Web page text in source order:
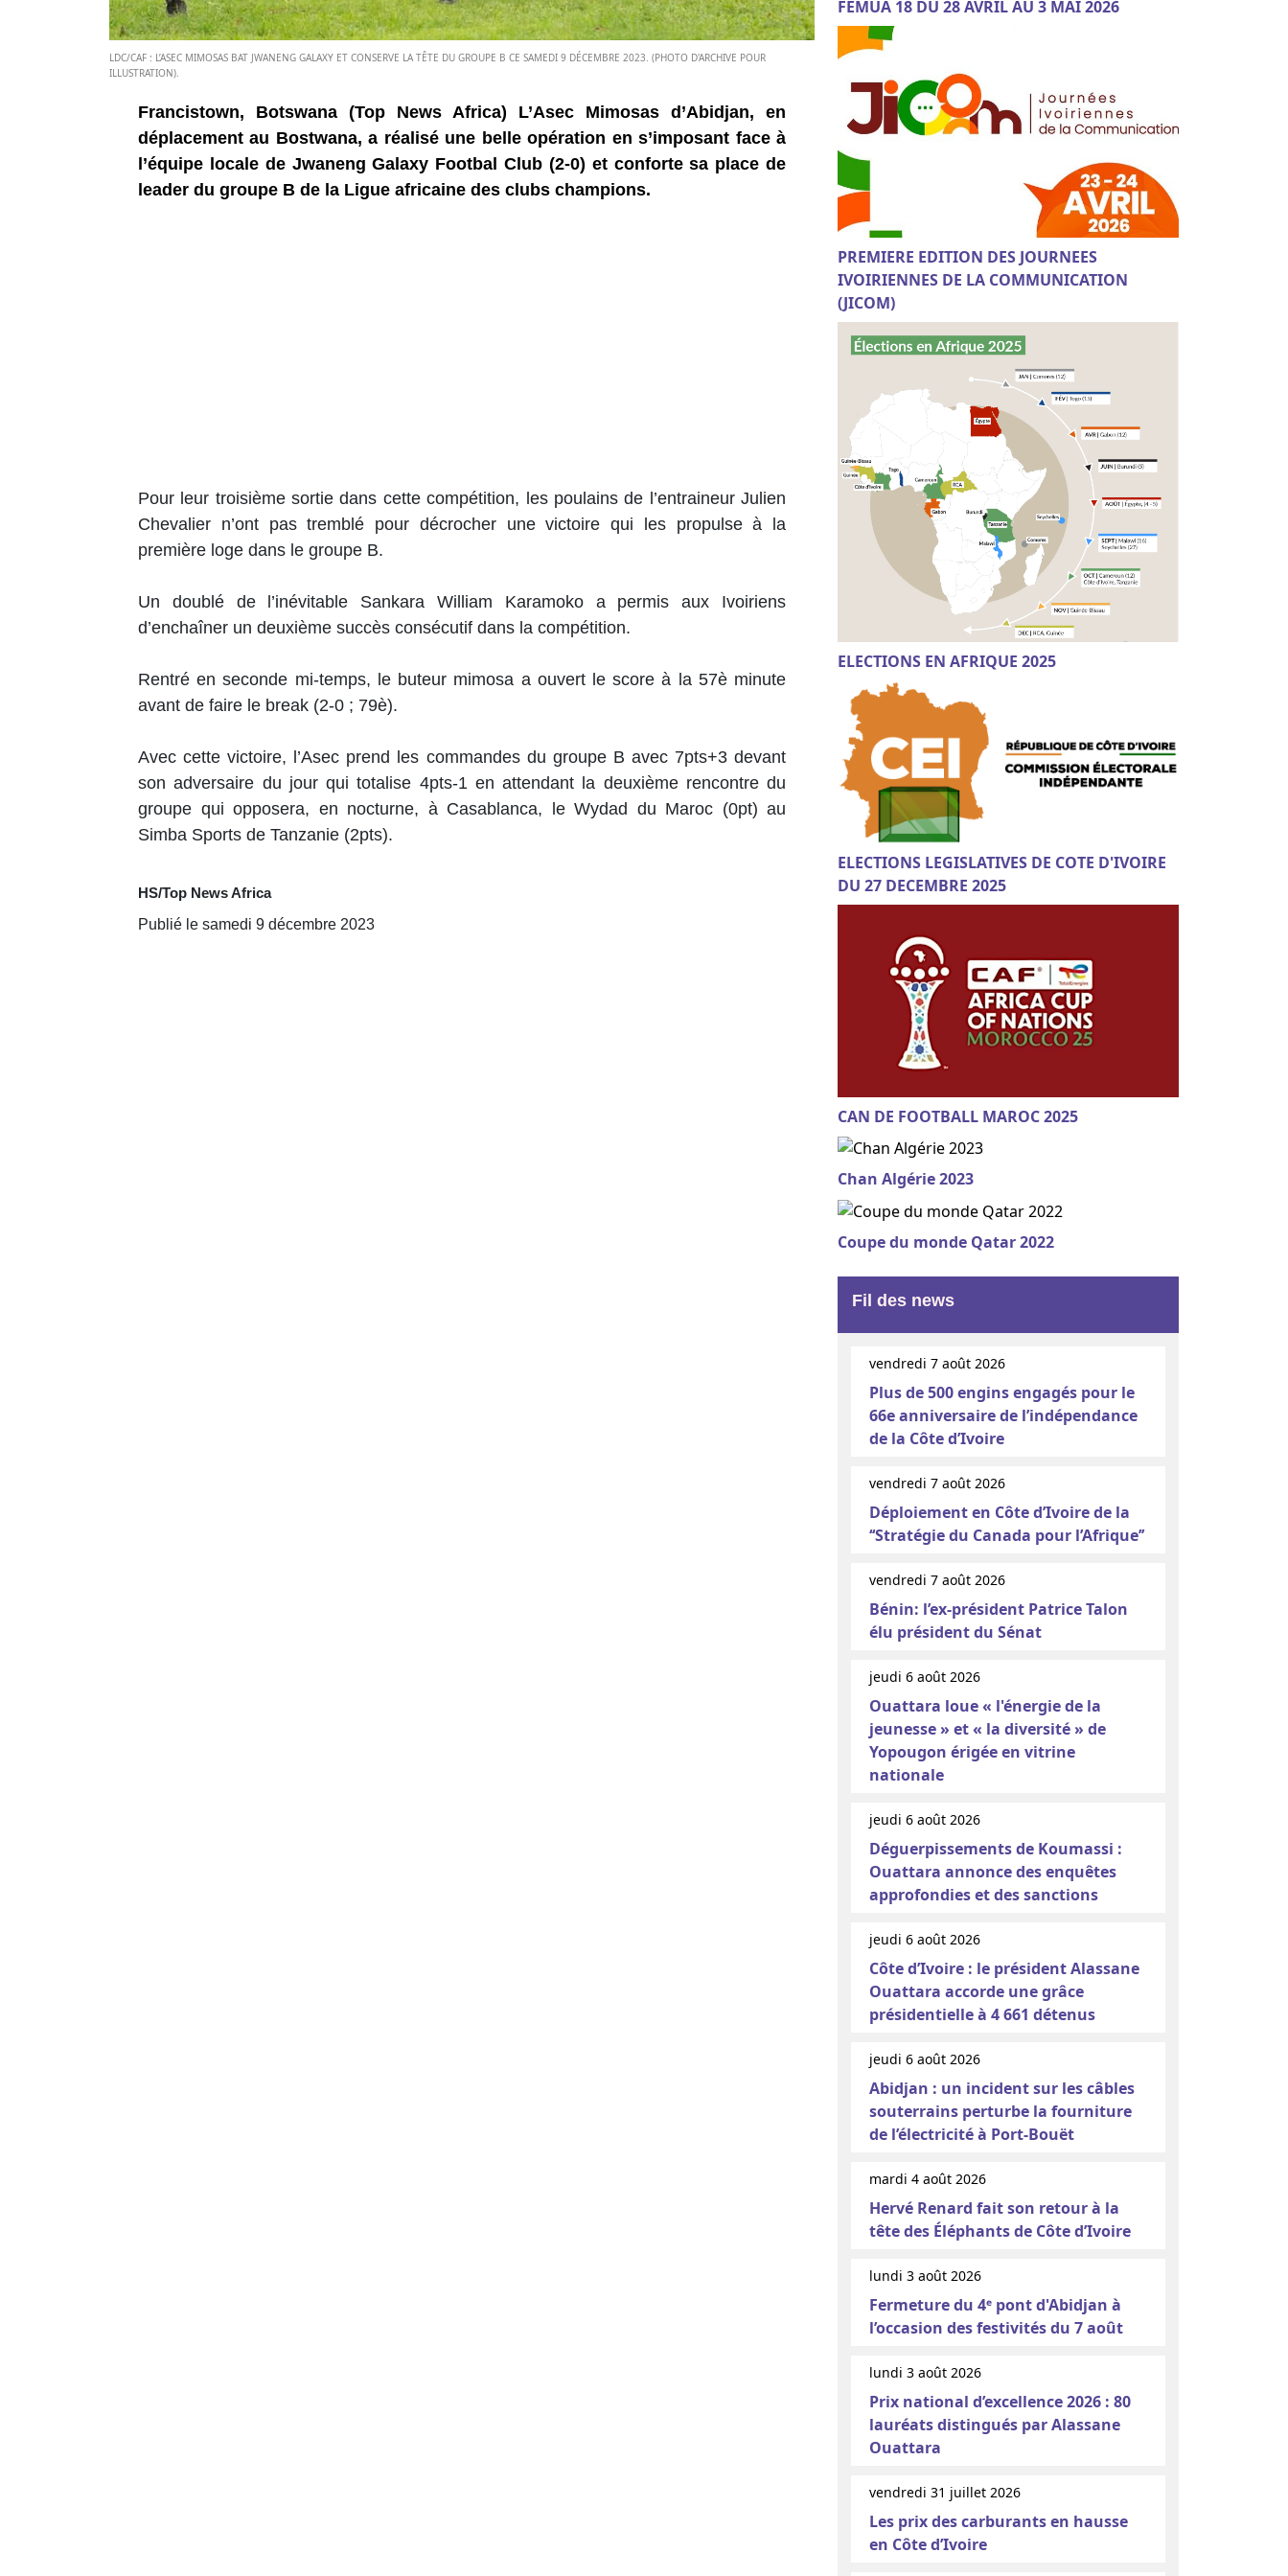
LDC/CAF : L’ASEC MIMOSAS BAT JWANENG GALAXY ET CONSERVE LA TÊTE DU GROUPE B CE SAMEDI 9 DÉCEMBRE 2023. (PHOTO D'ARCHIVE POUR
ILLUSTRATION).
Francistown, Botswana (Top News Africa) L’Asec Mimosas d’Abidjan, en
déplacement au Bostwana, a réalisé une belle opération en s’imposant face à
l’équipe locale de Jwaneng Galaxy Footbal Club (2-0) et conforte sa place de
leader du groupe B de la Ligue africaine des clubs champions.
Pour leur troisième sortie dans cette compétition, les poulains de l’entraineur Julien
Chevalier n’ont pas tremblé pour décrocher une victoire qui les propulse à la
première loge dans le groupe B.
Un doublé de l’inévitable Sankara William Karamoko a permis aux Ivoiriens
d’enchaîner un deuxième succès consécutif dans la compétition.
Rentré en seconde mi-temps, le buteur mimosa a ouvert le score à la 57è minute
avant de faire le break (2-0 ; 79è).
Avec cette victoire, l’Asec prend les commandes du groupe B avec 7pts+3 devant
son adversaire du jour qui totalise 4pts-1 en attendant la deuxième rencontre du
groupe qui opposera, en nocturne, à Casablanca, le Wydad du Maroc (0pt) au
Simba Sports de Tanzanie (2pts).
HS/Top News Africa
Publié le samedi 9 décembre 2023
FEMUA 18 DU 28 AVRIL AU 3 MAI 2026
PREMIERE EDITION DES JOURNEES
IVOIRIENNES DE LA COMMUNICATION
(JICOM)
ELECTIONS EN AFRIQUE 2025
ELECTIONS LEGISLATIVES DE COTE D'IVOIRE
DU 27 DECEMBRE 2025
CAN DE FOOTBALL MAROC 2025
Chan Algérie 2023
Coupe du monde Qatar 2022
Fil des news
vendredi 7 août 2026
Plus de 500 engins engagés pour le
66e anniversaire de l’indépendance
de la Côte d’Ivoire
vendredi 7 août 2026
Déploiement en Côte d’Ivoire de la
‘‘Stratégie du Canada pour l’Afrique’’
vendredi 7 août 2026
Bénin: l’ex-président Patrice Talon
élu président du Sénat
jeudi 6 août 2026
Ouattara loue « l'énergie de la
jeunesse » et « la diversité » de
Yopougon érigée en vitrine
nationale
jeudi 6 août 2026
Déguerpissements de Koumassi :
Ouattara annonce des enquêtes
approfondies et des sanctions
jeudi 6 août 2026
Côte d’Ivoire : le président Alassane
Ouattara accorde une grâce
présidentielle à 4 661 détenus
jeudi 6 août 2026
Abidjan : un incident sur les câbles
souterrains perturbe la fourniture
de l’électricité à Port-Bouët
mardi 4 août 2026
Hervé Renard fait son retour à la
tête des Éléphants de Côte d’Ivoire
lundi 3 août 2026
Fermeture du 4ᵉ pont d'Abidjan à
l’occasion des festivités du 7 août
lundi 3 août 2026
Prix national d’excellence 2026 : 80
lauréats distingués par Alassane
Ouattara
vendredi 31 juillet 2026
Les prix des carburants en hausse
en Côte d’Ivoire